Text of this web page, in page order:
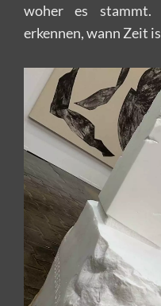
woher es
erkennen, wann Zeit